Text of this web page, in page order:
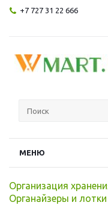
+7 727 31 22 666
МЕНЮ
Организация
Органайзеры и